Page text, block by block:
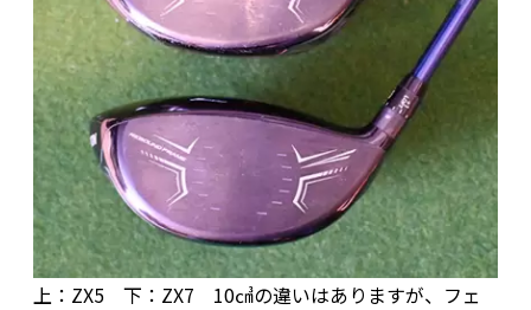
上：ZX5 下：ZX7 10㎤の違いはありますが、フェ